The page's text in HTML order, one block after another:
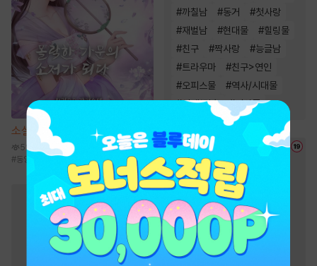
소설 몰락한 가문의 소저가 되다
58.7만
#동양풍 전생/환생 능력녀 # 걸크러시
#까칠남 #동거 #첫사랑
#재벌남 #현대물 #힐링물
#친구 #짝사랑 #능글남
#트라우마 #친구>연인
#오피스물 #역사/시대물
#연애/결혼 #서양풍